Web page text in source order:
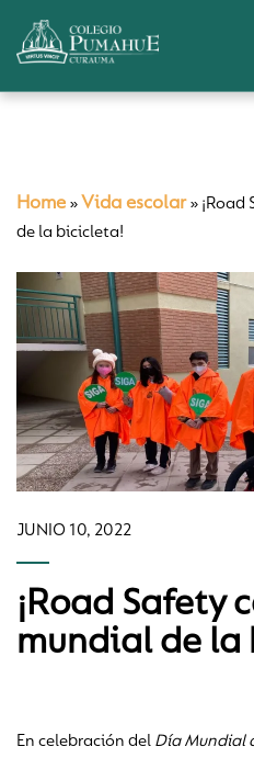
Home » Vida escolar»
de la bicicleta!
JUNIO 10, 2022
¡Road Safety
mundial de la
En celebración del Día Mundial